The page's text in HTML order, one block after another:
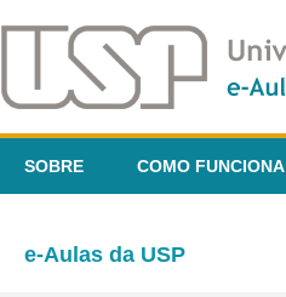
SOBRE COMO FUNCIONA
e-Aulas da USP